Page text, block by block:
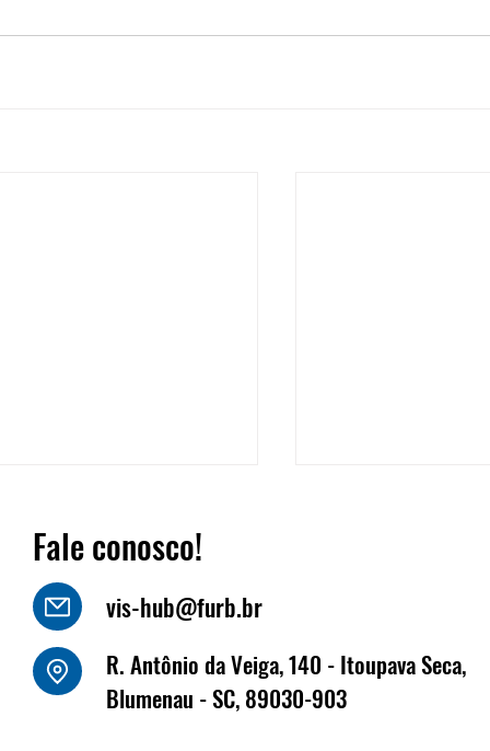
Luiz Kornely - HBSIS
Fritz Müller marca
na Fenabrave,
Fale conosco!
vis-hub@furb.br
R. Antônio da Veiga, 140 - Itoupava Seca,
Blumenau - SC, 89030-903